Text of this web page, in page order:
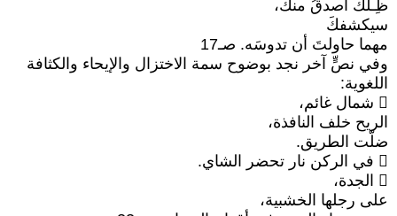
ظِـلّك أصدقُ منكَ،
سيكشفكَ
مهما حاولتَ أن تدوسَه. صـ17
وفي نصٍّ آخر نجد بوضوح سمة الاختزال والإيحاء والكثافة
اللغوية:
 شمال غائم،
الريح خلف النافذة،
ضلّت الطريق.
 في الركن نار تحضر الشاي.
 الجدة،
على رجلها الخشبية،